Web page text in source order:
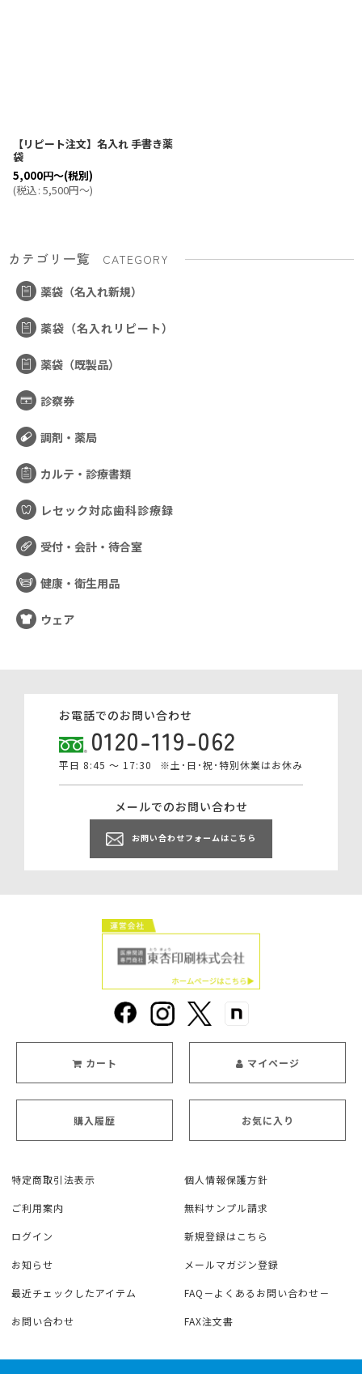
【リピート注文】名入れ 手書き薬
袋
5,000円～(税別)
(税込: 5,500円～)
カテゴリ一覧
CATEGORY
薬袋（名入れ新規）
薬袋（名入れリピート）
薬袋（既製品）
診察券
調剤・薬局
カルテ・診療書類
レセック対応歯科診療録
受付・会計・待合室
健康・衛生用品
ウェア
お電話でのお問い合わせ
0120-119-062
平日 8:45 ～ 17:30 ※土･日･祝･特別休業はお休み
メールでのお問い合わせ
お問い合わせフォームはこちら
カート マイページ
購入履歴 お気に入り
特定商取引法表示 個人情報保護方針
ご利用案内 無料サンプル請求
ログイン 新規登録はこちら
お知らせ メールマガジン登録
最近チェックしたアイテム FAQ－よくあるお問い合わせ－
お問い合わせ FAX注文書